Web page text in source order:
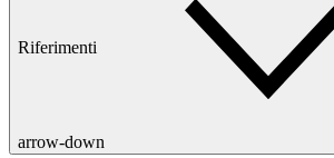
Riferimenti
arrow-down